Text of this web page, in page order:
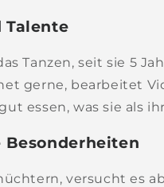
Talente
Tanzen, seit sie 5
gerne, bearbeitet
essen, was sie als
Besonderheiten
versucht es